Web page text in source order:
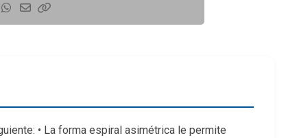
• La forma espiral asimétrica le permite